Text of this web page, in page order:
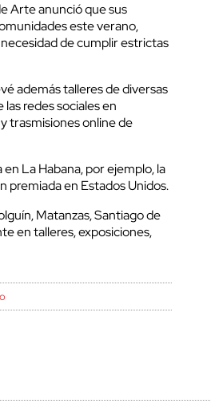
Arte anunció que sus
este verano,
de cumplir estrictas
además talleres de diversas
redes sociales en
trasmisiones online de
La Habana, por ejemplo, la
premiada en Estados Unidos.
Matanzas, Santiago de
en talleres, exposiciones,